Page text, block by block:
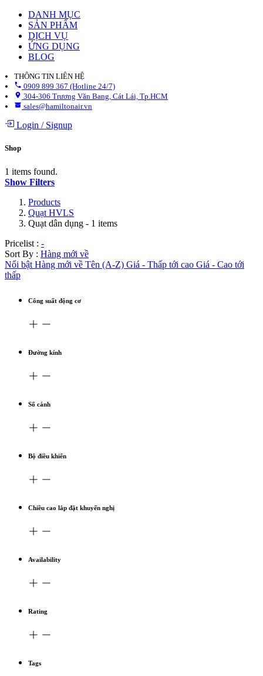
DANH MỤC
SẢN PHẨM
DỊCH VỤ
ỨNG DỤNG
BLOG
THÔNG TIN LIÊN HỆ
0909 899 367 (Hotline 24/7)
304-306 Trương Văn Bang, Cát Lái, Tp.HCM
sales@hamiltonair.vn
Login /Signup
Shop
1 items found.
Show Filters
Products
Quạt HVLS
Quạt dân dụng - 1 items
Pricelist : -
Sort By : Hàng mới về
Nổi bật Hàng mới về Tên (A-Z) Giá - Thấp tới cao Giá - Cao tới
thấp
Công suất động cơ
Đường kính
Số cánh
Bộ điều khiển
Chiều cao lắp đặt khuyến nghị
Availability
Rating
Tags